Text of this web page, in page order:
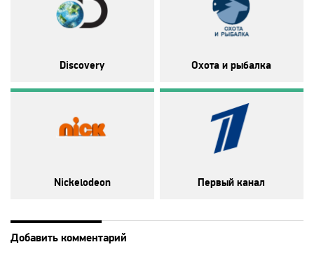
Nick Jr
Paramount Channel
Discovery Охота и рыбалка
Nickelodeon Первый канал
Добавить комментарий